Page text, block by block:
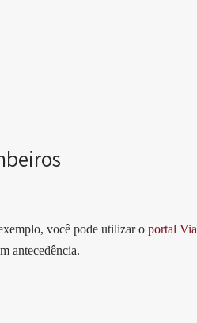
você pode utilizar o portal Via
antecedência.